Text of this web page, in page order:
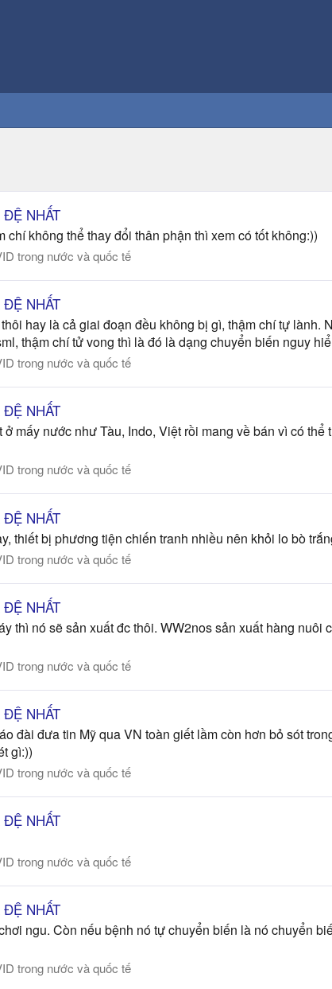
NHẤT
không thể thay đổi thân phận thì xem có tốt không:))
trong nước và quốc tế
NHẤT
hay là cả giai đoạn đều không bị gì, thậm chí tự
thậm chí tử vong thì là đó là dạng chuyển biến nguy
trong nước và quốc tế
NHẤT
mấy nước như Tàu, Indo, Việt rồi mang về bán vì có
trong nước và quốc tế
NHẤT
thiết bị phương tiện chiến tranh nhiều nên khỏi lo bò
trong nước và quốc tế
NHẤT
thì nó sẽ sản xuất đc thôi. WW2nos sản xuất hàng
trong nước và quốc tế
NHẤT
đài đưa tin Mỹ qua VN toàn giết lầm còn hơn bỏ sót
gì:))
trong nước và quốc tế
NHẤT
trong nước và quốc tế
NHẤT
ngu. Còn nếu bệnh nó tự chuyển biến là nó chuyển
trong nước và quốc tế